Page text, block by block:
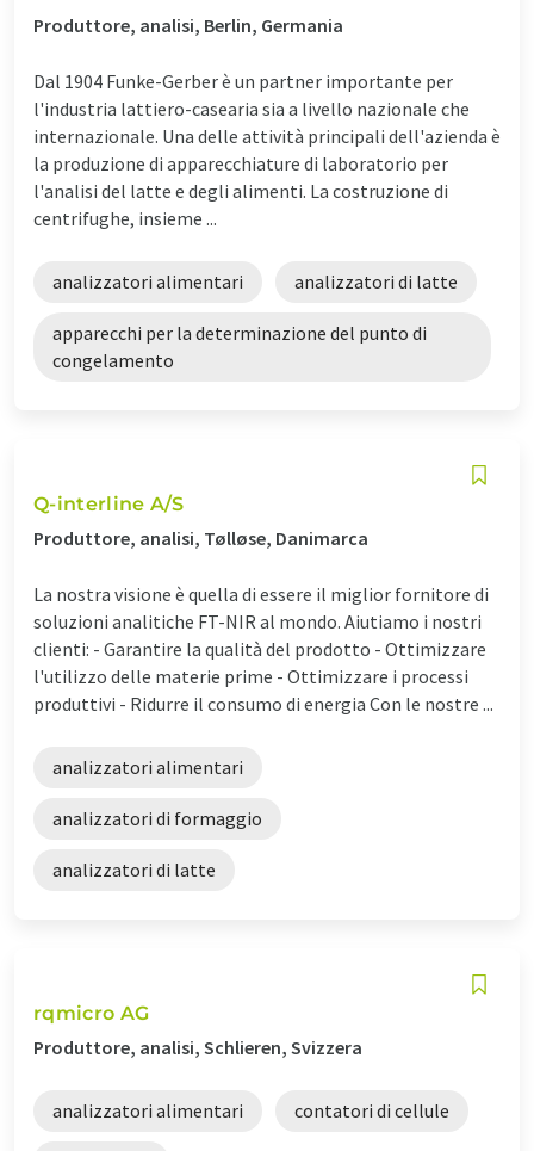
Produttore, analisi, Berlin, Germania
Dal 1904 Funke-Gerber è un partner importante per
l'industria lattiero-casearia sia a livello nazionale che
internazionale. Una delle attività principali dell'azienda è
la produzione di apparecchiature di laboratorio per
l'analisi del latte e degli alimenti. La costruzione di
centrifughe, insieme ...
analizzatori alimentari analizzatori di latte
apparecchi per la determinazione del punto di
congelamento
Q-interline A/S
Produttore, analisi, Tølløse, Danimarca
La nostra visione è quella di essere il miglior fornitore di
soluzioni analitiche FT-NIR al mondo. Aiutiamo i nostri
clienti: - Garantire la qualità del prodotto - Ottimizzare
l'utilizzo delle materie prime - Ottimizzare i processi
produttivi - Ridurre il consumo di energia Con le nostre ...
analizzatori alimentari
analizzatori di formaggio
analizzatori di latte
rqmicro AG
Produttore, analisi, Schlieren, Svizzera
analizzatori alimentari contatori di cellule